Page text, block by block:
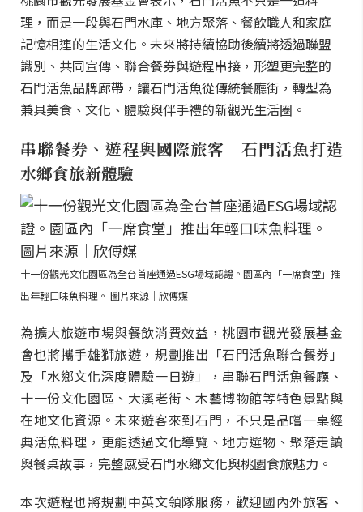
理，而是一段與石門水庫、地方聚落、餐飲職人和家庭
記憶相連的生活文化。未來將持續協助後續將透過聯盟
識別、共同宣傳、聯合餐券與遊程串接，形塑更完整的
石門活魚品牌廊帶，讓石門活魚從傳統餐廳街，轉型為
兼具美食、文化、體驗與伴手禮的新觀光生活圈。
串聯餐券、遊程與國際旅客 石門活魚打造
水鄉食旅新體驗
十一份觀光文化園區為全台首座通過ESG場域認證。園區內「一席食堂」推
出年輕口味魚料理。 圖片來源｜欣傅媒
為擴大旅遊市場與餐飲消費效益，桃園市觀光發展基金
會也將攜手雄獅旅遊，規劃推出「石門活魚聯合餐券」
及「水鄉文化深度體驗一日遊」，串聯石門活魚餐廳、
十一份文化園區、大溪老街、木藝博物館等特色景點與
在地文化資源。未來遊客來到石門，不只是品嚐一桌經
典活魚料理，更能透過文化導覽、地方選物、聚落走讀
與餐桌故事，完整感受石門水鄉文化與桃園食旅魅力。
本次遊程也將規劃中英文領隊服務，歡迎國內外旅客、